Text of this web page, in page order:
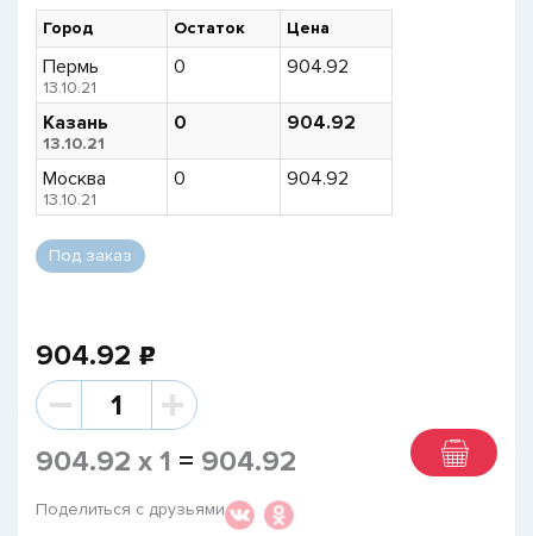
Город Остаток Цена
Пермь
13.10.21
0 904.92
Казань
13.10.21
0 904.92
Москва
13.10.21
0 904.92
Под заказ
904.92 p
904.92 x 1 = 904.92
Поделиться с друзьями